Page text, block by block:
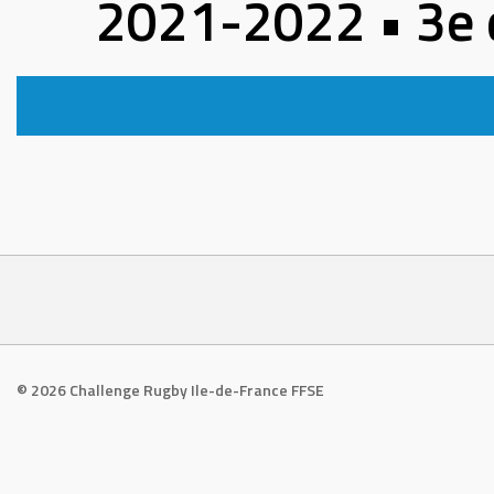
2021-2022 • 3e
© 2026 Challenge Rugby Ile-de-France FFSE